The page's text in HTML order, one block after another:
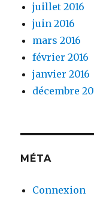
juillet 2016
juin 2016
mars 2016
février 2016
janvier 2016
décembre
MÉTA
Connexion